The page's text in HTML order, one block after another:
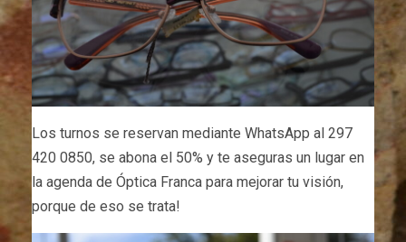
Los turnos se reservan mediante WhatsApp al 297
420 0850, se abona el 50% y te aseguras un lugar en
la agenda de Óptica Franca para mejorar tu visión,
porque de eso se trata!